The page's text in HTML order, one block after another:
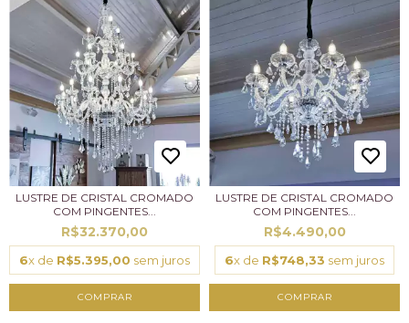
LUSTRE DE CRISTAL CROMADO
COM PINGENTES...
R$32.370,00
6x de R$5.395,00 sem juros
LUSTRE DE CRISTAL CROMADO
COM PINGENTES...
R$4.490,00
6x de R$748,33 sem juros